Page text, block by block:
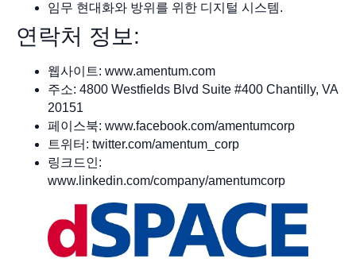
임무 현대화와 방위를 위한 디지털 시스템.
연락처 정보:
웹사이트: www.amentum.com
주소: 4800 Westfields Blvd Suite #400 Chantilly, VA
20151
페이스북: www.facebook.com/amentumcorp
트위터: twitter.com/amentum_corp
링크드인:
www.linkedin.com/company/amentumcorp